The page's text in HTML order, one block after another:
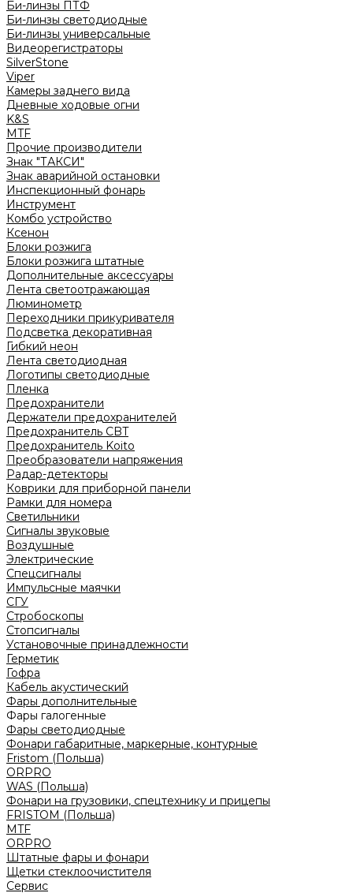
Би-линзы ПТФ
Би-линзы светодиодные
Би-линзы универсальные
Видеорегистраторы
SilverStone
Viper
Камеры заднего вида
Дневные ходовые огни
K&S
MTF
Прочие производители
Знак "ТАКСИ"
Знак аварийной остановки
Инспекционный фонарь
Инструмент
Комбо устройство
Ксенон
Блоки розжига
Блоки розжига штатные
Дополнительные аксессуары
Лента светоотражающая
Люминометр
Переходники прикуривателя
Подсветка декоративная
Гибкий неон
Лента светодиодная
Логотипы светодиодные
Пленка
Предохранители
Держатели предохранителей
Предохранитель CBT
Предохранитель Koito
Преобразователи напряжения
Радар-детекторы
Коврики для приборной панели
Рамки для номера
Светильники
Сигналы звуковые
Воздушные
Электрические
Спецсигналы
Импульсные маячки
СГУ
Стробоскопы
Стопсигналы
Установочные принадлежности
Герметик
Гофра
Кабель акустический
Фары дополнительные
Фары галогенные
Фары светодиодные
Фонари габаритные, маркерные, контурные
Fristom (Польша)
ORPRO
WAS (Польша)
Фонари на грузовики, спецтехнику и прицепы
FRISTOM (Польша)
MTF
ORPRO
Штатные фары и фонари
Щетки стеклоочистителя
Сервис